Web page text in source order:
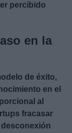
percibido
en la
de éxito,
en el
al
fracasar